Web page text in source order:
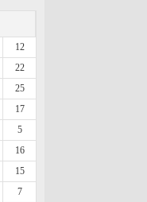
12
22
25
17
5
16
15
7